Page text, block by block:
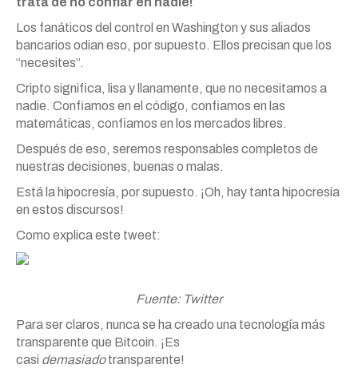
Los fanáticos del control en Washington y sus aliados
bancarios odian eso, por supuesto. Ellos precisan que los
“necesites”.
Cripto significa, lisa y llanamente, que no necesitamos a
nadie. Confiamos en el código, confiamos en las
matemáticas, confiamos en los mercados libres.
Después de eso, seremos responsables completos de
nuestras decisiones, buenas o malas.
Está la hipocresía, por supuesto. ¡Oh, hay tanta hipocresía
en estos discursos!
Como explica este tweet:
Fuente: Twitter
Para ser claros, nunca se ha creado una tecnología más
transparente que Bitcoin. ¡Es
casi demasiadotransparente!